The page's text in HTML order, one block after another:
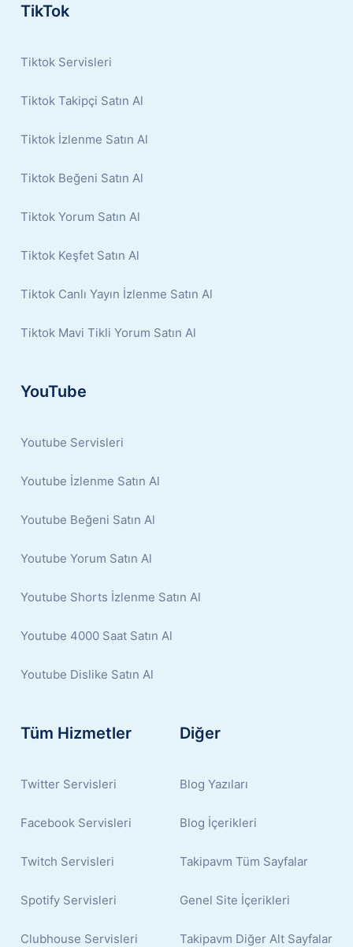
TikTok
Tiktok Servisleri
Tiktok Takipçi Satın Al
Tiktok İzlenme Satın Al
Tiktok Beğeni Satın Al
Tiktok Yorum Satın Al
Tiktok Keşfet Satın Al
Tiktok Canlı Yayın İzlenme Satın Al
Tiktok Mavi Tikli Yorum Satın Al
YouTube
Youtube Servisleri
Youtube İzlenme Satın Al
Youtube Beğeni Satın Al
Youtube Yorum Satın Al
Youtube Shorts İzlenme Satın Al
Youtube 4000 Saat Satın Al
Youtube Dislike Satın Al
Tüm Hizmetler
Twitter Servisleri
Facebook Servisleri
Twitch Servisleri
Spotify Servisleri
Clubhouse Servisleri
Diğer
Blog Yazıları
Blog İçerikleri
Takipavm Tüm Sayfalar
Genel Site İçerikleri
Takipavm Diğer Alt Sayfalar